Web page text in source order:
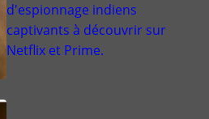
d'espionnage indiens
captivants à découvrir sur
Netflix et Prime.